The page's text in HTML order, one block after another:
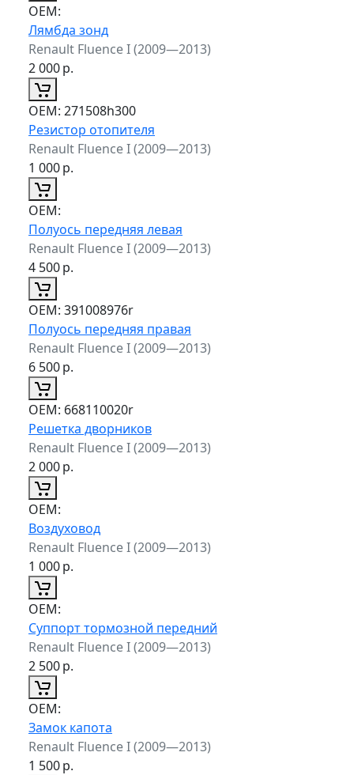
ОЕМ:
Лямбда зонд
Renault Fluence I (2009—2013)
2 000р.
ОЕМ: 271508h300
Резистор отопителя
Renault Fluence I (2009—2013)
1 000р.
ОЕМ:
Полуось передняя левая
Renault Fluence I (2009—2013)
4 500р.
ОЕМ: 391008976r
Полуось передняя правая
Renault Fluence I (2009—2013)
6 500р.
ОЕМ: 668110020r
Решетка дворников
Renault Fluence I (2009—2013)
2 000р.
ОЕМ:
Воздуховод
Renault Fluence I (2009—2013)
1 000р.
ОЕМ:
Суппорт тормозной передний
Renault Fluence I (2009—2013)
2 500р.
ОЕМ:
Замок капота
Renault Fluence I (2009—2013)
1 500р.